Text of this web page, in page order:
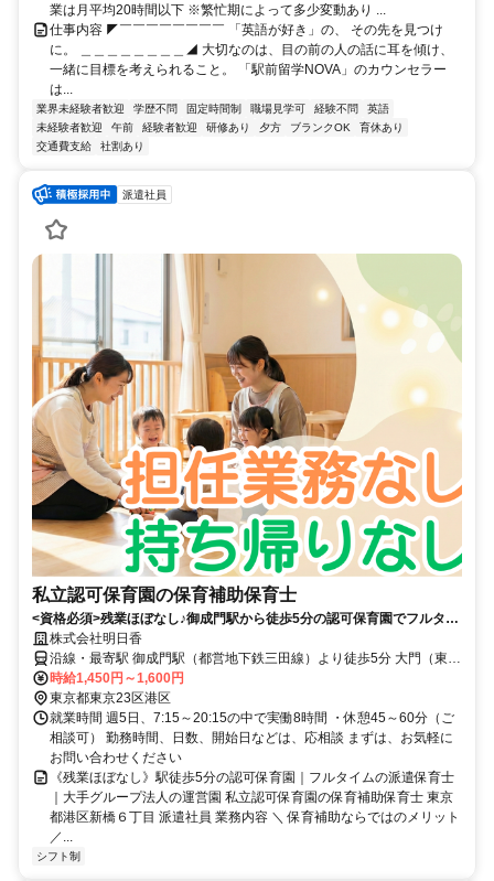
業は月平均20時間以下 ※繁忙期によって多少変動あり ...
仕事内容 ◤￣￣￣￣￣￣￣￣ 「英語が好き」の、 その先を見つけ
に。 ＿＿＿＿＿＿＿＿◢ 大切なのは、目の前の人の話に耳を傾け、
一緒に目標を考えられること。 「駅前留学NOVA」のカウンセラー
は...
業界未経験者歓迎 学歴不問 固定時間制 職場見学可 経験不問
英語
未経験者歓迎
午前 経験者歓迎 研修あり 夕方 ブランクOK
育休あり
交通費支給
社割あり
派遣社員
私立認可保育園の保育補助保育士
<資格必須>残業ほぼなし♪御成門駅から徒歩5分の認可保育園でフルタイ
ムの派遣保育士！2022年4月オープンの新しい園舎。木のぬくもりに包
まれたあたたかい空間で、子どもたちの主体性を育む保育を実践できま
す♪
株式会社明日香
沿線・最寄駅 御成門駅（都営地下鉄三田線）より徒歩5分 大門（東京
都）駅（都営浅草線/都営大江戸線）より徒歩7分 新橋駅（都営浅草
線）より徒歩8分
時給1,450円～1,600円
東京都東京23区港区
就業時間 週5日、7:15～20:15の中で実働8時間 ・休憩45～60分（ご
相談可） 勤務時間、日数、開始日などは、応相談 まずは、お気軽に
お問い合わせください
《残業ほぼなし》駅徒歩5分の認可保育園｜フルタイムの派遣保育士
｜大手グループ法人の運営園 私立認可保育園の保育補助保育士 東京
都港区新橋６丁目 派遣社員 業務内容 ＼ 保育補助ならではのメリット
／...
シフト制